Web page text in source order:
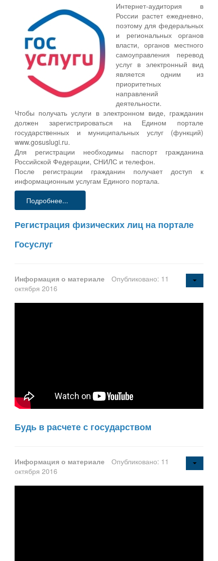
Интернет-аудитория в
России растет ежедневно,
поэтому для федеральных
и региональных органов
власти, органов местного
самоуправления перевод
услуг в электронный вид
является одним из
приоритетных
направлений
деятельности.
Чтобы получать услуги в электронном виде, гражданин
должен зарегистрироваться на Едином портале
государственных и муниципальных услуг (функций)
www.gosuslugi.ru.
Для регистрации необходимы паспорт гражданина
Российской Федерации, СНИЛС и телефон.
После регистрации гражданин получает доступ к
информационным услугам Единого портала.
Подробнее...
Регистрация физических лиц на портале
Госуслуг
Информация о материале
Опубликовано: 11
октября 2016
Будь в расчете с государством
Информация о материале
Опубликовано: 11
октября 2016